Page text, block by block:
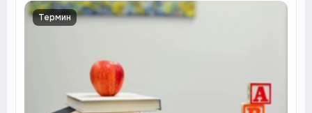
Термин